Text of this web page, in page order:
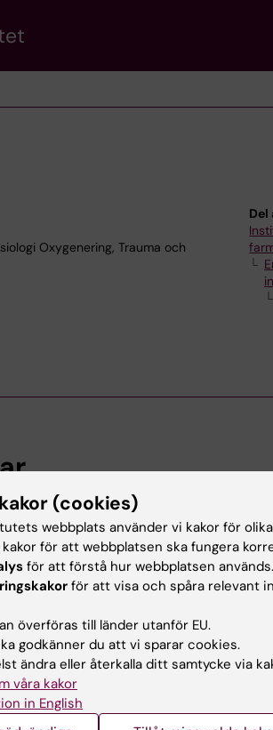
Oxygenering, Trauma och
Del
och farmakologi, Karolinska
utbildning
Karolinska Institutet, 2017
(cookies)
webbplats använder vi kakor för
kakor för att webbplatsen ska fungera
för att förstå hur webbplatsen används.
för att visa och spåra relevant
överföras till länder utanför EU.
godkänner du att vi sparar cookies.
ändra eller återkalla ditt samtycke via
våra kakor
in English